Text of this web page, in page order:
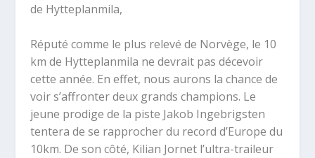
de Hytteplanmila,
Réputé comme le plus relevé de Norvège, le 10
km de Hytteplanmila ne devrait pas décevoir
cette année. En effet, nous aurons la chance de
voir s’affronter deux grands champions. Le
jeune prodige de la piste Jakob Ingebrigsten
tentera de se rapprocher du record d’Europe du
10km. De son côté, Kilian Jornet l’ultra-traileur